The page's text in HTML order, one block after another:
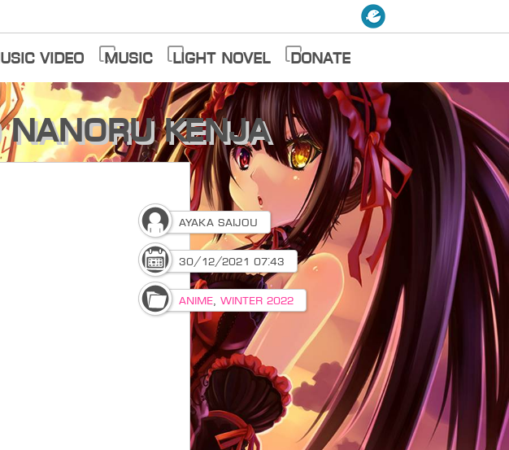
Video Music Light Novel Donate
Kenja
Ayaka Saijou
30/12/2021 07:43
Anime, Winter 2022